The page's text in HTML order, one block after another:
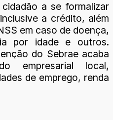
a se formalizar
a crédito, além
em caso de doença,
por idade e outros.
do Sebrae acaba
empresarial local,
de emprego, renda